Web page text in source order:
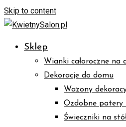
Skip to content
Sklep
Wianki całoroczne na
Dekoracje do domu
Wazony
Ozdobne patery
Świeczniki na